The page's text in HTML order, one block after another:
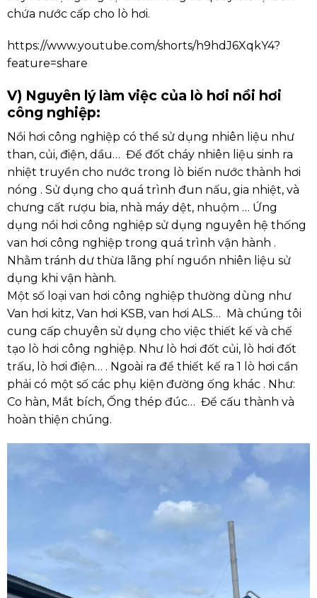
chứa nước cấp cho lò hơi.
https://www.youtube.com/shorts/h9hdJ6XqkY4?
feature=share
V) Nguyên lý làm việc của lò hơi nồi hơi
công nghiệp:
Nồi hơi công nghiệp có thể sử dụng nhiên liệu như
than, củi, điện, dầu… Để đốt cháy nhiên liệu sinh ra
nhiệt truyền cho nước trong lò biến nước thành hơi
nóng . Sử dụng cho quá trình đun nấu, gia nhiệt, và
chưng cất rượu bia, nhà máy dệt, nhuộm … Ứng
dụng nồi hơi công nghiệp sử dụng nguyên hệ thống
van hơi công nghiệp trong quá trình vận hành .
Nhằm tránh dư thừa lãng phí nguồn nhiên liệu sử
dụng khi vận hành.
Một số loại van hơi công nghiệp thường dùng như
Van hơi kitz, Van hơi KSB, van hơi ALS… Mà chúng tôi
cung cấp chuyên sử dụng cho việc thiết kế và chế
tạo lò hơi công nghiệp. Như lò hơi đốt củi, lò hơi đốt
trấu, lò hơi điện… . Ngoài ra để thiết kế ra 1 lò hơi cần
phải có một số các phụ kiện đường ống khác . Như:
Co hàn, Mắt bích, Ống thép đúc… Để cấu thành và
hoàn thiện chúng.